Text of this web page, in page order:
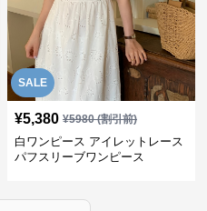
SALE
¥5,380 ¥5980(割引前)
白ワンピース アイレットレース
パフスリーブワンピース